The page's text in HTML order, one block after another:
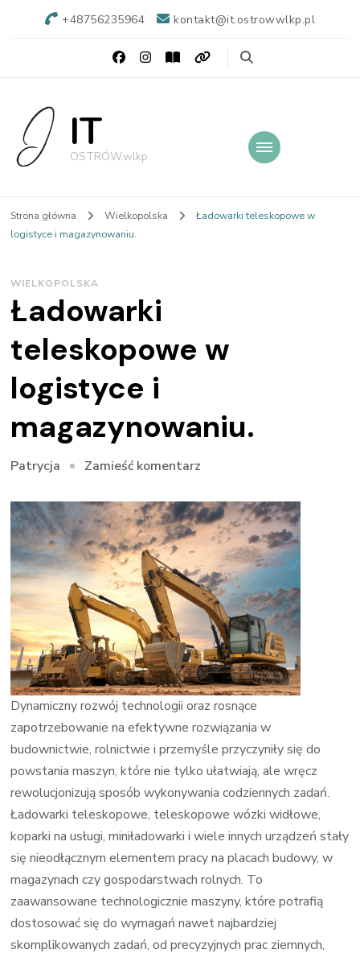
+48756235964 kontakt@it.ostrowwlkp.pl
IT
OSTRÓW.wlkp
Strona główna Wielkopolska
Ładowarki teleskopowe w
logistyce i magazynowaniu.
WIELKOPOLSKA
Ładowarki
teleskopowe w
logistyce i
magazynowaniu.
Patrycja Zamieść komentarz
Ładowarki
teleskopowe
logistyce
i
magazynowaniu.
Dynamiczny rozwój technologii oraz rosnące
zapotrzebowanie na efektywne rozwiązania w
budownictwie, rolnictwie i przemyśle przyczyniły się do
powstania maszyn, które nie tylko ułatwiają, ale wręcz
rewolucjonizują sposób wykonywania codziennych zadań.
Ładowarki teleskopowe, teleskopowe wózki widłowe,
koparki na usługi, miniładowarki i wiele innych urządzeń stały
się nieodłącznym elementem pracy na placach budowy, w
magazynach czy gospodarstwach rolnych. To
zaawansowane technologicznie maszyny, które potrafią
dostosować się do wymagań nawet najbardziej
skomplikowanych zadań, od precyzyjnych prac ziemnych,